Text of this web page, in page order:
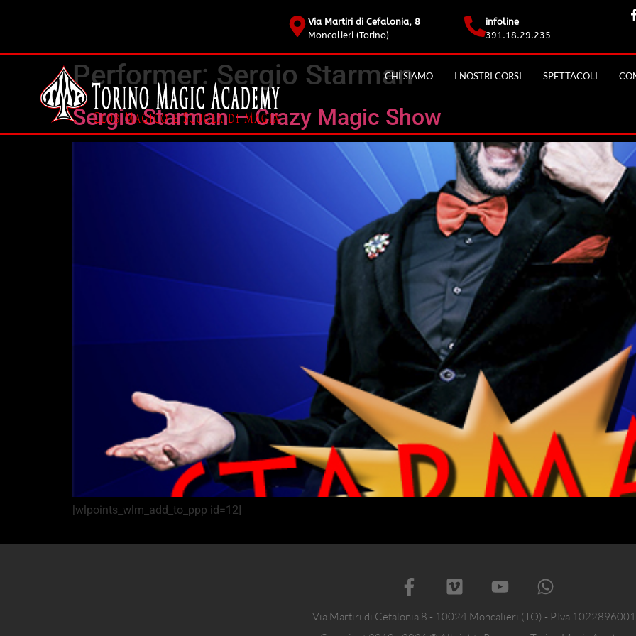
Via Martiri di Cefalonia, 8
Moncalieri (Torino)
infoline
391.18.29.235
CHI SIAMO I NOSTRI CORSI SPETTACOLI
Performer:Sergio Starman
Sergio Starman – Crazy Magic Show
[wlpoints_wlm_add_to_ppp id=12]
Via Martiri di Cefalonia 8 - 10024 Moncalieri (TO) - P.Iva